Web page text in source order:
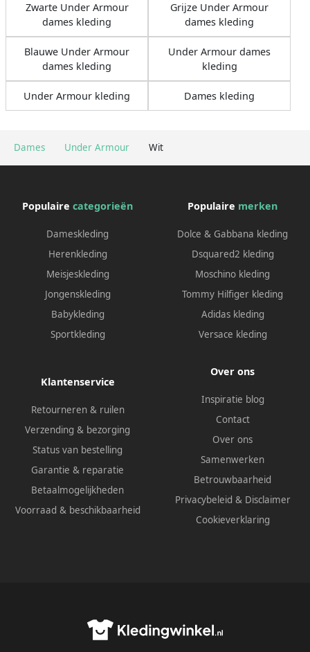
Dames Under Armour Wit
Zwarte Under Armour
dames kleding
Grijze Under Armour
dames kleding
Blauwe Under Armour
dames kleding
Under Armour dames
kleding
Under Armour kleding Dames kleding
Populaire categorieën
Dameskleding
Herenkleding
Meisjeskleding
Jongenskleding
Babykleding
Sportkleding
Populaire merken
Dolce & Gabbana kleding
Dsquared2 kleding
Moschino kleding
Tommy Hilfiger kleding
Adidas kleding
Versace kleding
Klantenservice
Retourneren & ruilen
Verzending & bezorging
Status van bestelling
Garantie & reparatie
Betaalmogelijkheden
Voorraad & beschikbaarheid
Over ons
Inspiratie blog
Contact
Over ons
Samenwerken
Betrouwbaarheid
Privacybeleid & Disclaimer
Cookieverklaring